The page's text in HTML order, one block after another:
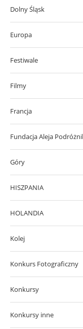
Dolny Śląsk
Europa
Festiwale
Filmy
Francja
Fundacja Aleja
Góry
HISZPANIA
HOLANDIA
Kolej
Konkurs Fotograficzny
Konkursy
Konkursy inne